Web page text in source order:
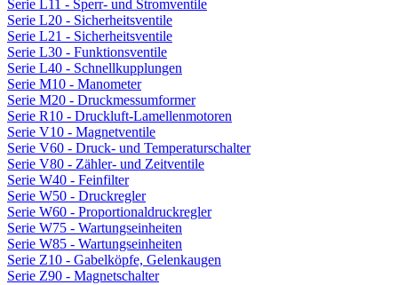
Serie L11 - Sperr- und Stromventile
Serie L20 - Sicherheitsventile
Serie L21 - Sicherheitsventile
Serie L30 - Funktionsventile
Serie L40 - Schnellkupplungen
Serie M10 - Manometer
Serie M20 - Druckmessumformer
Serie R10 - Druckluft-Lamellenmotoren
Serie V10 - Magnetventile
Serie V60 - Druck- und Temperaturschalter
Serie V80 - Zähler- und Zeitventile
Serie W40 - Feinfilter
Serie W50 - Druckregler
Serie W60 - Proportionaldruckregler
Serie W75 - Wartungseinheiten
Serie W85 - Wartungseinheiten
Serie Z10 - Gabelköpfe, Gelenkaugen
Serie Z90 - Magnetschalter